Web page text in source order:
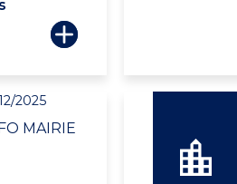
2025
MAIRIE